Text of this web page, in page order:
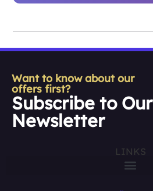
Want to know about our
offers first?
Subscribe to Our
Newsletter
LINKS